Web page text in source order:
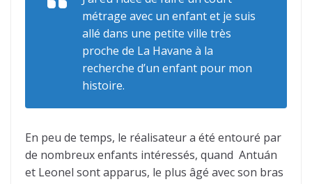
métrage avec un enfant et je suis
allé dans une petite ville très
proche de La Havane à la
recherche d’un enfant pour mon
histoire.
En peu de temps, le réalisateur a été entouré par
de nombreux enfants intéressés, quand Antuán
et Leonel sont apparus, le plus âgé avec son bras